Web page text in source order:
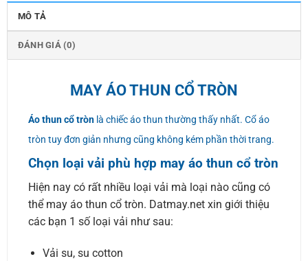
MÔ TẢ
ĐÁNH GIÁ (0)
MAY ÁO THUN CỔ TRÒN
Áo thun cổ trònlà chiếc áo thun thường thấy nhất. Cổ áo
tròn tuy đơn giản nhưng cũng không kém phần thời trang.
Chọn loại vải phù hợp may áo thun cổ tròn
Hiện nay có rất nhiều loại vải mà loại nào cũng có
thể may áo thun cổ tròn. Datmay.net xin giới thiệu
các bạn 1 số loại vải như sau:
Vải su, su cotton